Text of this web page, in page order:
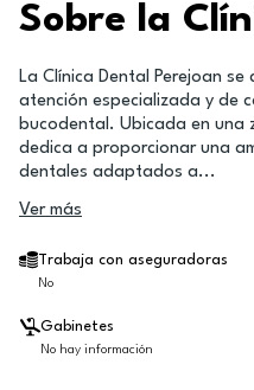
Sobre la
La Clínica Dental Perejoan
atención especializada y de
bucodental. Ubicada en una
dedica a proporcionar una
dentales adaptados a...
Ver más
Trabaja con aseguradoras
No
Gabinetes
No hay información